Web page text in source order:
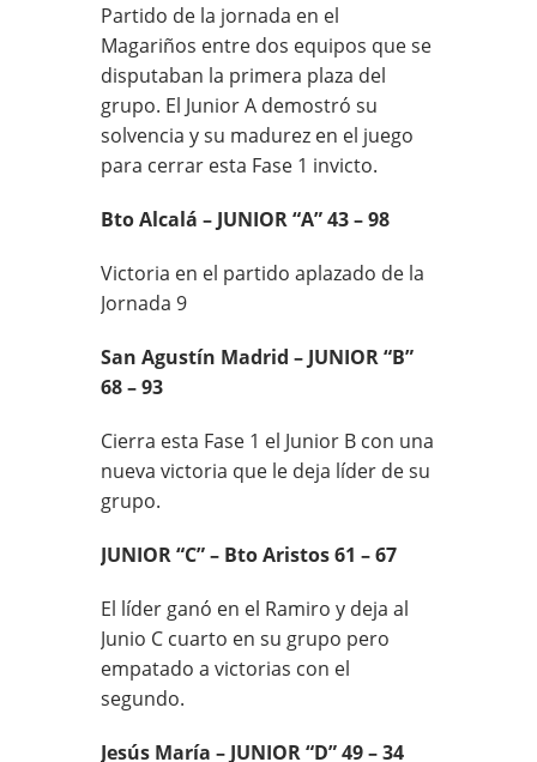
Partido de la jornada en el
Magariños entre dos equipos que se
disputaban la primera plaza del
grupo. El Junior A demostró su
solvencia y su madurez en el juego
para cerrar esta Fase 1 invicto.
Bto Alcalá – JUNIOR “A” 43 – 98
Victoria en el partido aplazado de la
Jornada 9
San Agustín Madrid – JUNIOR “B”
68 – 93
Cierra esta Fase 1 el Junior B con una
nueva victoria que le deja líder de su
grupo.
JUNIOR “C” – Bto Aristos 61 – 67
El líder ganó en el Ramiro y deja al
Junio C cuarto en su grupo pero
empatado a victorias con el
segundo.
Jesús María – JUNIOR “D” 49 – 34